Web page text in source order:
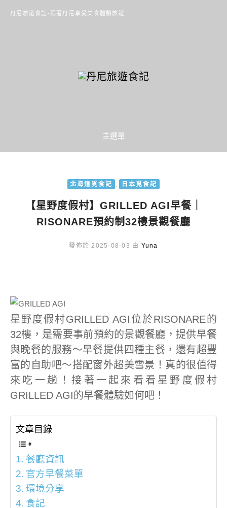
丹尼旅遊食記-跟著丹尼享受美食體驗旅遊
主選單
北海道覓食記 日本覓食記
【星野度假村】GRILLED AGI早餐｜
RISONARE預約制32樓景觀餐廳
發佈於 2025-08-03 由 Yuna
星野度假村GRILLED AGI位於RISONARE的
32樓，是需要事前預約的景觀餐廳，提供早餐
與晚餐的服務～早餐提供四種主餐，還有超豐
富的自助吧～搭配窗外超美雪景！真的很值得
來吃一趟！接著一起來看看星野度假村
GRILLED AGI的早餐體驗如何吧！
文章目錄
餐廳資訊
官方早餐菜單
環境分享
食記